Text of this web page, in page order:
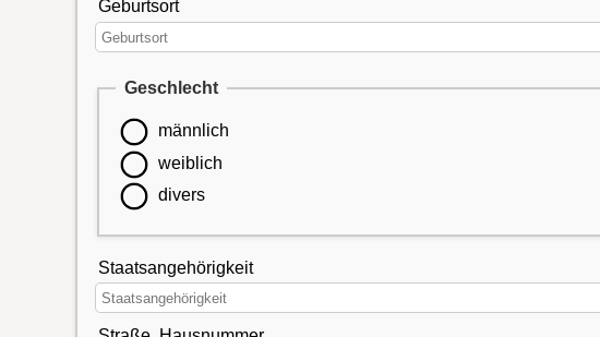
Geburtsort
Geschlecht
männlich
weiblich
divers
Staatsangehörigkeit